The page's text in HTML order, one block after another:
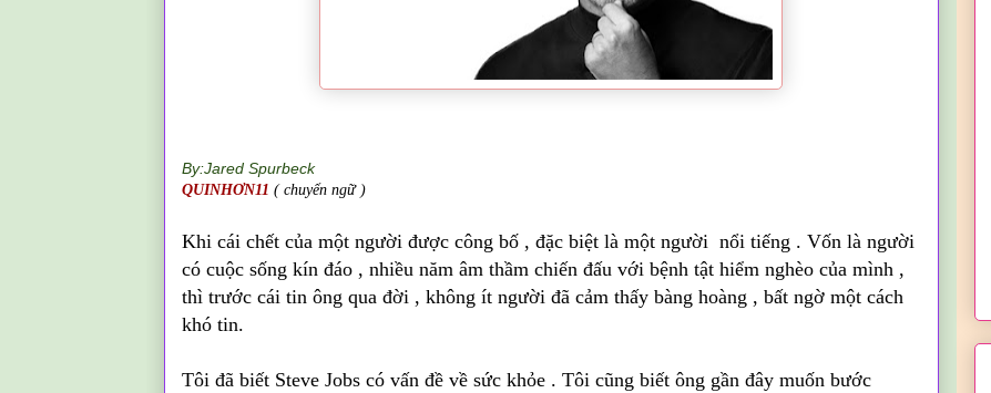
By:Jared Spurbeck
QUINHƠN11 ( chuyển ngữ )
Khi cái chết của một người được công bố , đặc biệt là một người nổi tiếng . Vốn là người
có cuộc sống kín đáo , nhiều năm âm thầm chiến đấu với bệnh tật hiểm nghèo của mình ,
thì trước cái tin ông qua đời , không ít người đã cảm thấy bàng hoàng , bất ngờ một cách
khó tin.
Tôi đã biết Steve Jobs có vấn đề về sức khỏe . Tôi cũng biết ông gần đây muốn bước